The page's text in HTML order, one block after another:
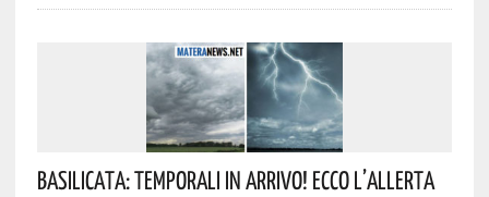
Basilicata: Temporali In Arrivo! Ecco L’allerta